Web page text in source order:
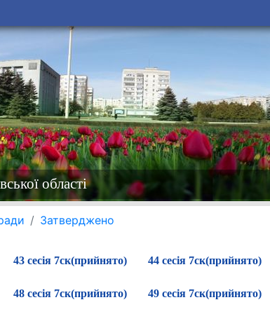
області
Затверджено
43 сесія 7ск(прийнято) 44 сесія 7ск(прийнято)
48 сесія 7ск(прийнято) 49 сесія 7ск(прийнято)